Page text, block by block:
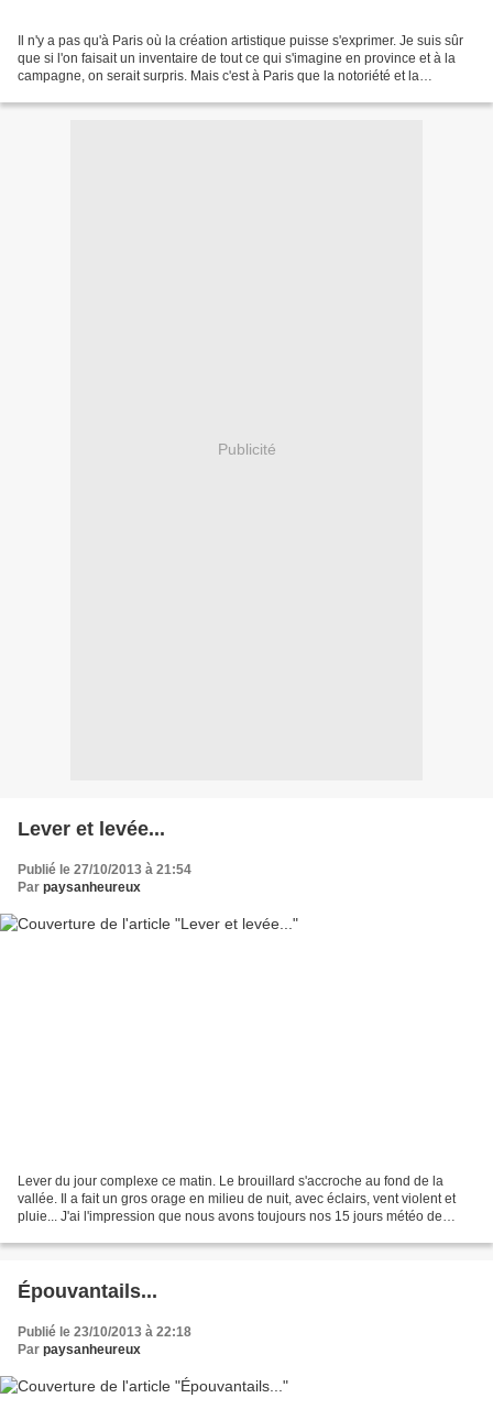
Il n'y a pas qu'à Paris où la création artistique puisse s'exprimer. Je suis sûr
que si l'on faisait un inventaire de tout ce qui s'imagine en province et à la
campagne, on serait surpris. Mais c'est à Paris que la notoriété et la
Publicité
Lever et levée...
Publié le 27/10/2013 à 21:54
Par paysanheureux
Lever du jour complexe ce matin. Le brouillard s'accroche au fond de la
vallée. Il a fait un gros orage en milieu de nuit, avec éclairs, vent violent et
pluie... J'ai l'impression que nous avons toujours nos 15 jours météo de
Épouvantails...
Publié le 23/10/2013 à 22:18
Par paysanheureux